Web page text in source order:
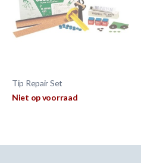
Tip Repair Set
Niet op voorraad